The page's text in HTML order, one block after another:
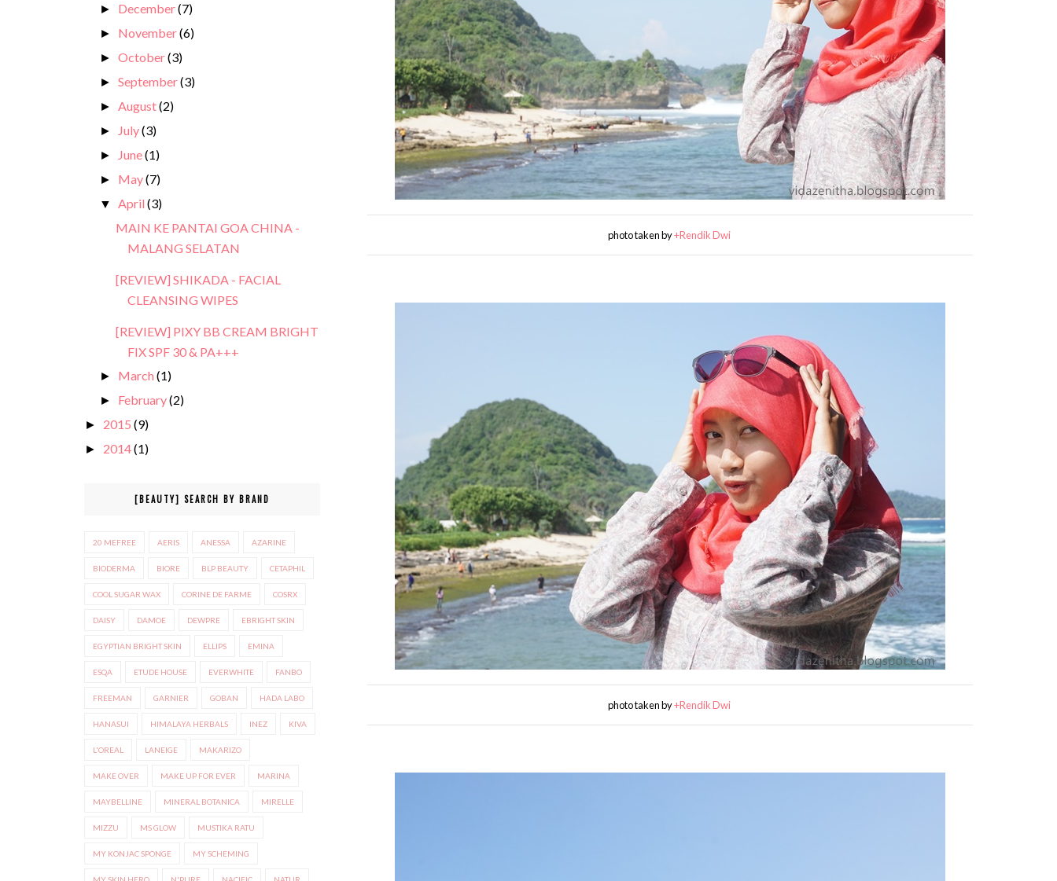
photo taken by+Rendik Dwi
photo taken by+Rendik Dwi
► December(7)
► November(6)
►October(3)
►September(3)
►August(2)
► July(3)
► June(1)
► May(7)
▼ April (3)
MAIN KE PANTAI GOA CHINA -
MALANG SELATAN
[REVIEW] SHIKADA - FACIAL
CLEANSING WIPES
[REVIEW] PIXY BB CREAM BRIGHT
FIX SPF 30 & PA+++
► March (1)
► February(2)
► 2015 (9)
► 2014(1)
[BEAUTY] SEARCH BY BRAND
20 MEFREE AERIS ANESSA AZARINE
BIODERMA BIORE BLP BEAUTY CETAPHIL
COOL SUGAR WAX CORINE DE FARME COSRX
DAISY DAMOE DEWPRE EBRIGHT SKIN
EGYPTIAN BRIGHT SKIN ELLIPS EMINA
ESQA ETUDE HOUSE EVERWHITE FANBO
FREEMAN GARNIER GOBAN HADA LABO
HANASUI HIMALAYA HERBALS INEZ KIVA
L'OREAL LANEIGE MAKARIZO
MAKE OVER MAKE UP FOR EVER MARINA
MAYBELLINE MINERAL BOTANICA MIRELLE
MIZZU MS GLOW MUSTIKA RATU
MY KONJAC SPONGE MY SCHEMING